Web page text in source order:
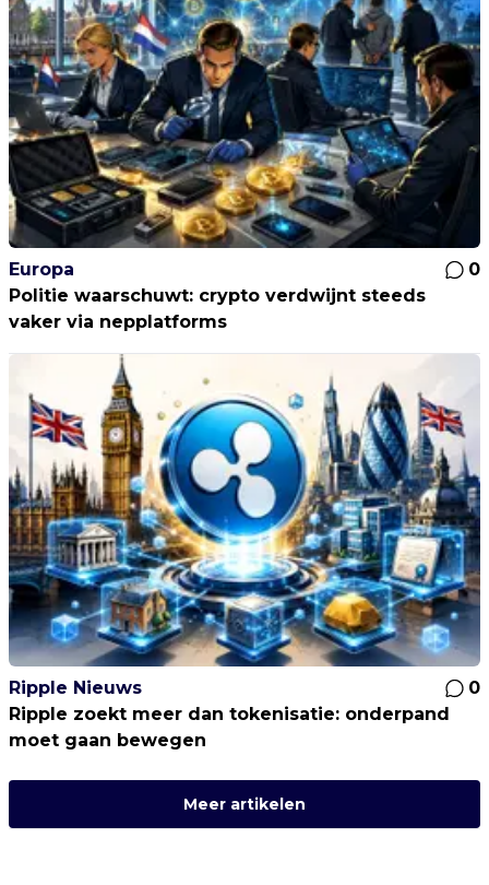
Europa
0
Politie waarschuwt: crypto verdwijnt steeds
vaker via nepplatforms
Ripple Nieuws
0
Ripple zoekt meer dan tokenisatie: onderpand
moet gaan bewegen
Meer artikelen